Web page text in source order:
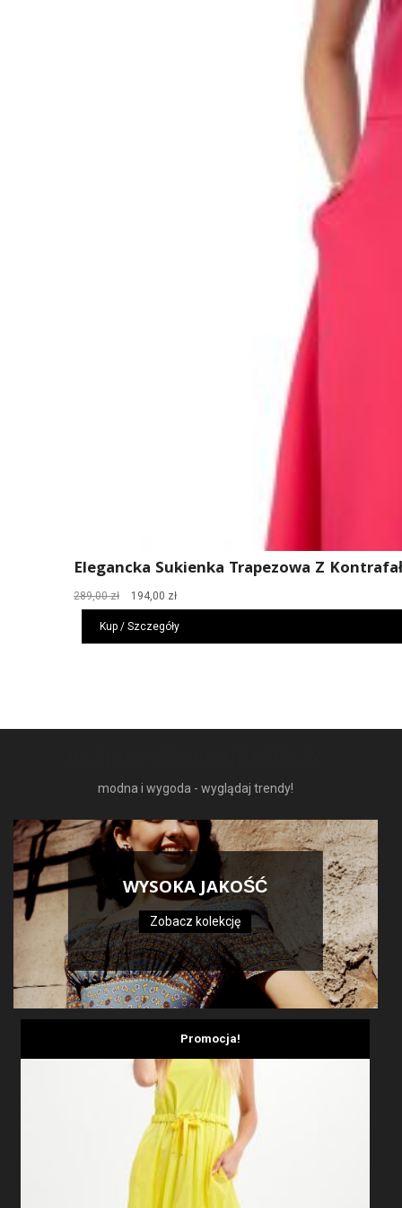
Elegancka Sukienka Trapezowa Z
289,00zł
Pierwotna
cena
wynosiła:
289,00 zł.
194,00 złAktualna
cena
wynosi:
194,00 zł.
Kup / Szczegóły
modna i wygoda - wyglądaj trendy!
WYSOKA JAKOŚĆ
Zobacz kolekcję
Promocja!